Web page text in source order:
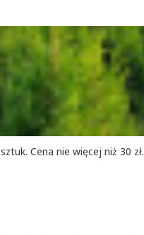
Cena nie więcej niż 30 zł.